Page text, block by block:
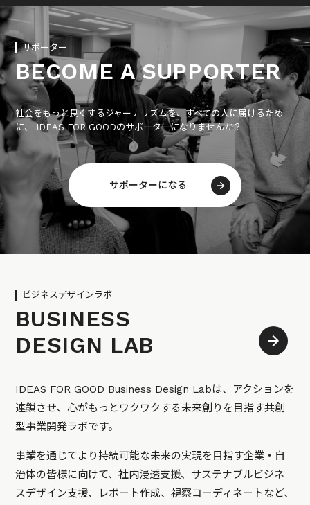
サポーター
BECOME A SUPPORTER
社会をもっと良くするジャーナリズムを、すべての人に届けるため
に、 IDEAS FOR GOODのサポーターになりませんか？
サポーターになる
ビジネスデザインラボ
BUSINESS
DESIGN LAB
IDEAS FOR GOOD Business Design Labは、アクションを
連鎖させ、心がもっとワクワクする未来創りを目指す共創
型事業開発ラボです。
事業を通じてより持続可能な未来の実現を目指す企業・自
治体の皆様に向けて、社内浸透支援、サステナブルビジネ
スデザイン支援、レポート作成、視察コーディネートなど、